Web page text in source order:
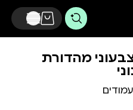
מהדורת